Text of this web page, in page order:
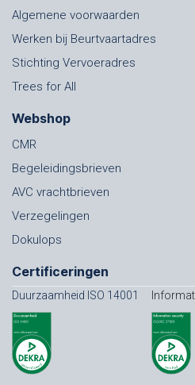
Algemene voorwaarden
Werken bij Beurtvaartadres
Stichting Vervoeradres
Trees for All
Webshop
CMR
Begeleidingsbrieven
AVC vrachtbrieven
Verzegelingen
Dokulops
Certificeringen
Duurzaamheid ISO 14001